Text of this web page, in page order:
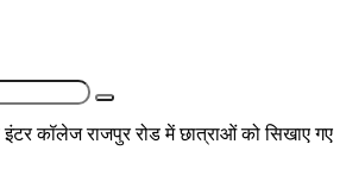
Search
इंटर कॉलेज राजपुर रोड में छात्राओं को सिखाए गए